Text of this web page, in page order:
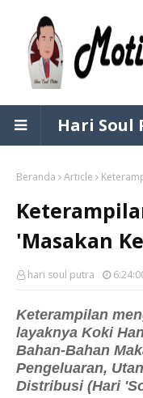
Hari Soul
Beranda Article
'Masakan
hari soul putra
Keterampilan
layaknya Koki
Bahan-Bahan
Pengeluaran,
Distribusi (Hari